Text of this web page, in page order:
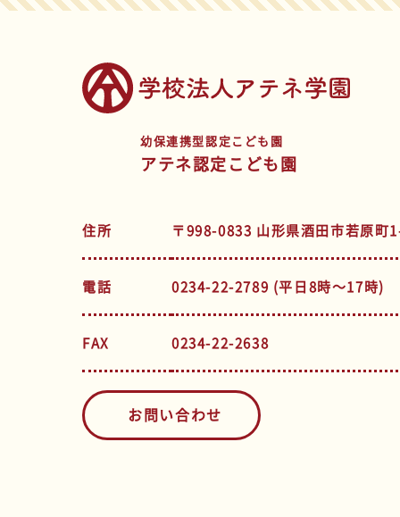
幼保連携型認定こども園
アテネ認定こども園
住所 〒998-0833 山形県酒田市若原町
電話 0234-22-2789 (平日8時～17時)
FAX 0234-22-2638
お問い合わせ